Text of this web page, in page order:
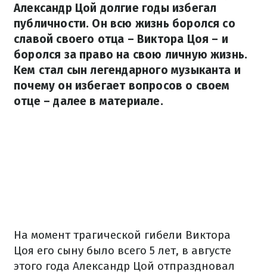
Александр Цой долгие годы избегал
публичности. Он всю жизнь боролся со
славой своего отца – Виктора Цоя – и
боролся за право на свою личную жизнь.
Кем стал сын легендарного музыканта и
почему он избегает вопросов о своем
отце – далее в материале.
На момент трагической гибели Виктора
Цоя его сыну было всего 5 лет, в августе
этого года Александр Цой отпраздновал